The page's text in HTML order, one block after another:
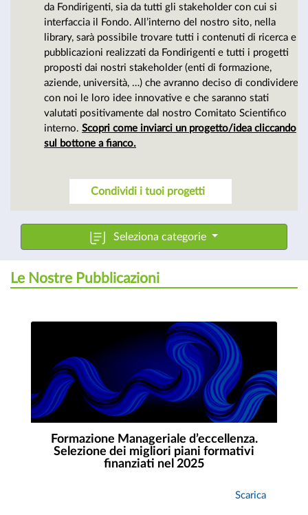
cultura
manageriale
da Fondirigenti, sia da tutti gli stakeholder con cui si
interfaccia il Fondo. All’interno del nostro sito, nella
library, sarà possibile trovare tutti i contenuti di ricerca e
pubblicazioni realizzati da Fondirigenti e tutti i progetti
proposti dai nostri stakeholder (enti di formazione,
aziende, università, …) che avranno deciso di condividere
con noi le loro idee innovative e che saranno stati
valutati positivamente dal nostro Comitato Scientifico
interno. Scopri come inviarci un progetto/idea cliccando
sul bottone a fianco.
Condividi i tuoi progetti
Seleziona categorie
Le Nostre Pubblicazioni
Formazione Manageriale d’eccellenza.
Selezione dei migliori piani formativi
finanziati nel 2025
Scarica